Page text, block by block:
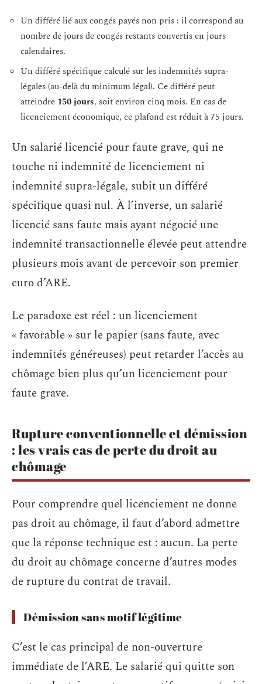
Un différé lié aux congés payés non pris : il correspond au
nombre de jours de congés restants convertis en jours
calendaires.
Un différé spécifique calculé sur les indemnités supra-
légales (au-delà du minimum légal). Ce différé peut
atteindre 150 jours, soit environ cinq mois. En cas de
licenciement économique, ce plafond est réduit à 75 jours.
Un salarié licencié pour faute grave, qui ne
touche ni indemnité de licenciement ni
indemnité supra-légale, subit un différé
spécifique quasi nul. À l’inverse, un salarié
licencié sans faute mais ayant négocié une
indemnité transactionnelle élevée peut attendre
plusieurs mois avant de percevoir son premier
euro d’ARE.
Le paradoxe est réel : un licenciement
« favorable » sur le papier (sans faute, avec
indemnités généreuses) peut retarder l’accès au
chômage bien plus qu’un licenciement pour
faute grave.
Rupture conventionnelle et démission
: les vrais cas de perte du droit au
chômage
Pour comprendre quel licenciement ne donne
pas droit au chômage, il faut d’abord admettre
que la réponse technique est : aucun. La perte
du droit au chômage concerne d’autres modes
de rupture du contrat de travail.
Démission sans motif légitime
C’est le cas principal de non-ouverture
immédiate de l’ARE. Le salarié qui quitte son